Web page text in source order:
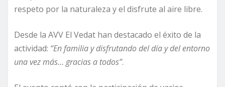
respeto por la naturaleza y el disfrute al aire libre.
Desde la AVV El Vedat han destacado el éxito de la
actividad: “En familia y disfrutando del día y del entorno
una vez más… gracias a todos”.